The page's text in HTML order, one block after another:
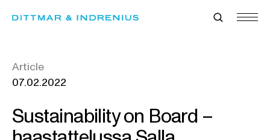
Article
07.02.2022
Sustainability on Board –